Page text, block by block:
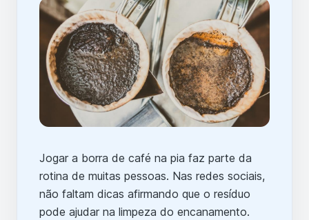
Jogar a borra de café na pia faz parte da
rotina de muitas pessoas. Nas redes sociais,
não faltam dicas afirmando que o resíduo
pode ajudar na limpeza do encanamento.